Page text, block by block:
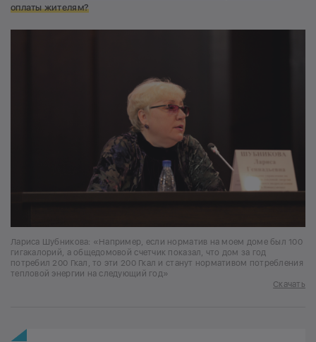
оплаты жителям?
Лариса Шубникова: «Например, если норматив на моем доме был 100
гигакалорий, а общедомовой счетчик показал, что дом за год
потребил 200 Гкал, то эти 200 Гкал и станут нормативом потребления
тепловой энергии на следующий год»
Скачать